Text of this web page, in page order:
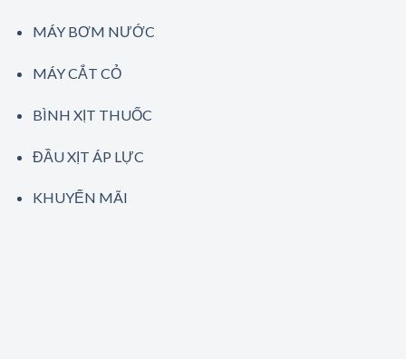
MÁY BƠM NƯỚC
MÁY CẮT CỎ
BÌNH XỊT THUỐC
ĐẦU XỊT ÁP LỰC
KHUYẾN MÃI